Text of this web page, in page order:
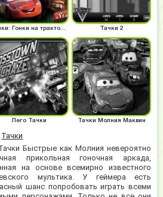
Тачки
Быстрые как Молния невероятно
прикольная гоночная аркада,
на основе всемирно известного
мультика. У геймера есть
шанс попробовать играть всеми
Тачки: Гонки на тракторах Тачки 2
Лего Тачки Тачки Молния Маквин